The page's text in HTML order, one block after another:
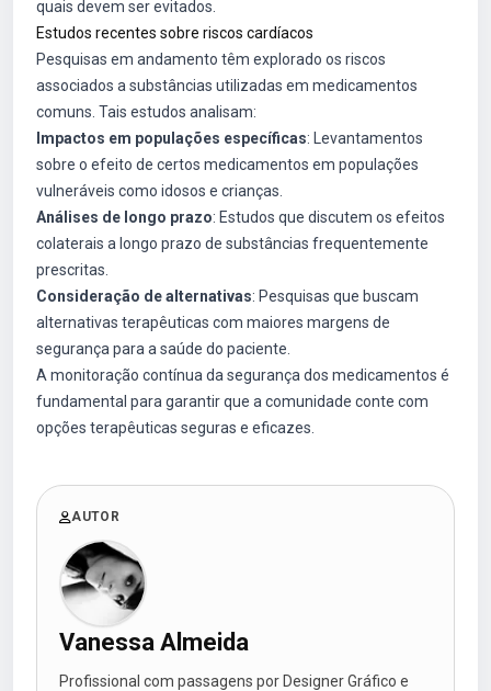
quais devem ser evitados.
Estudos recentes sobre riscos cardíacos
Pesquisas em andamento têm explorado os riscos
associados a substâncias utilizadas em medicamentos
comuns. Tais estudos analisam:
Impactos em populações específicas: Levantamentos
sobre o efeito de certos medicamentos em populações
vulneráveis como idosos e crianças.
Análises de longo prazo: Estudos que discutem os efeitos
colaterais a longo prazo de substâncias frequentemente
prescritas.
Consideração de alternativas: Pesquisas que buscam
alternativas terapêuticas com maiores margens de
segurança para a saúde do paciente.
A monitoração contínua da segurança dos medicamentos é
fundamental para garantir que a comunidade conte com
opções terapêuticas seguras e eficazes.
AUTOR
Vanessa Almeida
Profissional com passagens por Designer Gráfico e